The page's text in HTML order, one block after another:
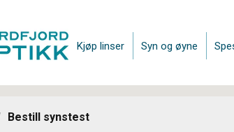
Kjøp linser Syn og øyne
Bestill synstest